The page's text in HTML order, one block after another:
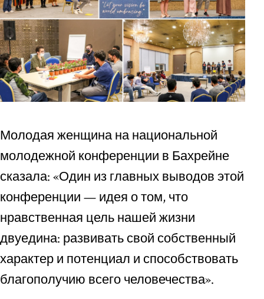
Молодая женщина на национальной
молодежной конференции в Бахрейне
сказала: «Один из главных выводов этой
конференции — идея о том, что
нравственная цель нашей жизни
двуедина: развивать свой собственный
характер и потенциал и способствовать
благополучию всего человечества».